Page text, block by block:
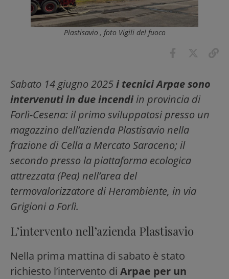
Plastisavio , foto Vigili del fuoco
Sabato 14 giugno 2025i tecnici Arpae sono
intervenuti in due incendiin provincia di
Forlì-Cesena: il primo sviluppatosi presso un
magazzino dell’azienda Plastisavio nella
frazione di Cella a Mercato Saraceno; il
secondo presso la piattaforma ecologica
attrezzata (Pea) nell’area del
termovalorizzatore di Herambiente, in via
Grigioni a Forlì.
L’intervento nell’azienda Plastisavio
Nella prima mattina di sabato è stato
richiesto l’intervento di Arpae per un